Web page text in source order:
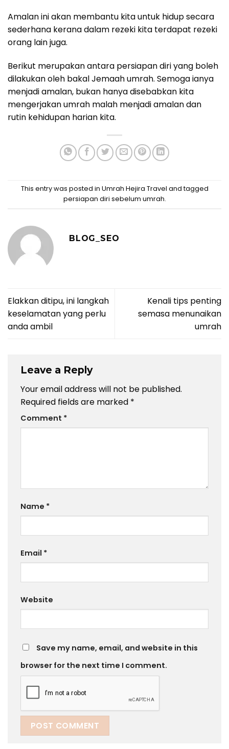
Amalan ini akan membantu kita untuk hidup secara
sederhana kerana dalam rezeki kita terdapat rezeki
orang lain juga.
Berikut merupakan antara persiapan diri yang boleh
dilakukan oleh bakal Jemaah umrah. Semoga ianya
menjadi amalan, bukan hanya disebabkan kita
mengerjakan umrah malah menjadi amalan dan
rutin kehidupan harian kita.
This entry was posted in Umrah Hejira Travel and tagged
persiapan diri sebelum umrah.
BLOG_SEO
Elakkan ditipu, ini langkah
keselamatan yang perlu
anda ambil
Kenali tips penting
semasa menunaikan
umrah
Leave a Reply
Your email address will not be published.
Required fields are marked *
Comment *
Name *
Email *
Website
Save my name, email, and website in this
browser for the next time I comment.